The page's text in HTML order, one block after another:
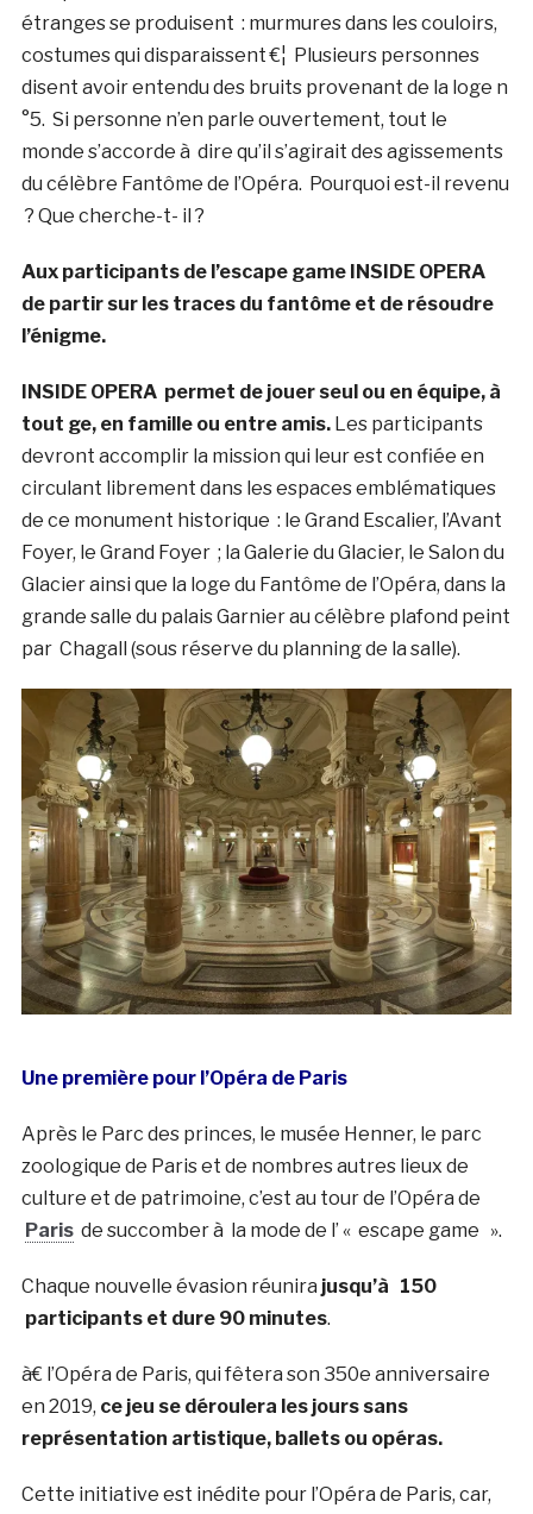
étranges se produisent : murmures dans les couloirs,
costumes qui disparaissent €¦ Plusieurs personnes
disent avoir entendu des bruits provenant de la loge n
°5. Si personne n’en parle ouvertement, tout le
monde s’accorde à dire qu’il s’agirait des agissements
du célèbre Fantôme de l’Opéra. Pourquoi est-il revenu
? Que cherche-t- il ?
Aux participants de l’escape game INSIDE OPERA
de partir sur les traces du fantôme et de résoudre
l’énigme.
INSIDE OPERA permet de jouer seul ou en équipe, à
tout ge, en famille ou entre amis.Les participants
devront accomplir la mission qui leur est confiée en
circulant librement dans les espaces emblématiques
de ce monument historique : le Grand Escalier, l’Avant
Foyer, le Grand Foyer ; la Galerie du Glacier, le Salon du
Glacier ainsi que la loge du Fantôme de l’Opéra, dans la
grande salle du palais Garnier au célèbre plafond peint
par Chagall (sous réserve du planning de la salle).
Une première pour l’Opéra de Paris
Après le Parc des princes, le musée Henner, le parc
zoologique de Paris et de nombres autres lieux de
culture et de patrimoine, c’est au tour de l’Opéra de
Parisde succomber à la mode de l’ « escape game ».
Chaque nouvelle évasion réunira jusqu’à 150
participants et dure 90 minutes.
à€ l’Opéra de Paris, qui fêtera son 350e anniversaire
en 2019, ce jeu se déroulera les jours sans
représentation artistique, ballets ou opéras.
Cette initiative est inédite pour l’Opéra de Paris, car,